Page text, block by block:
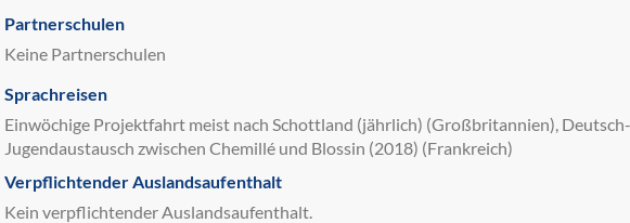
Partnerschulen
Keine Partnerschulen
Sprachreisen
Einwöchige Projektfahrt meist nach Schottland (jährlich) (Großbritannien),
Jugendaustausch zwischen Chemillé und Blossin (2018) (Frankreich)
Verpflichtender Auslandsaufenthalt
Kein verpflichtender Auslandsaufenthalt.